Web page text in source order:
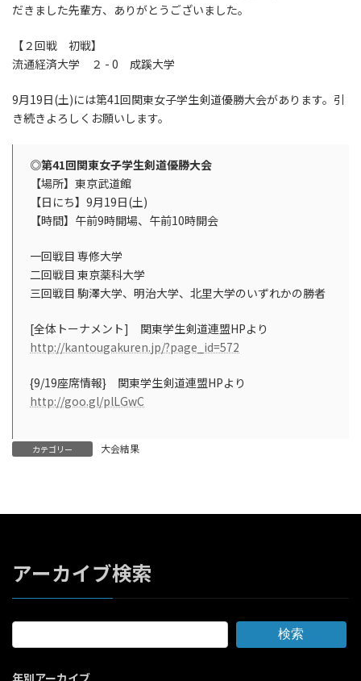
だきました先輩方、ありがとうございました。
【２回戦 初戦】
流通経済大学 ２ - 0 成蹊大学
9月19日(土)には第41回関東女子学生剣道優勝大会があります。引
き続きよろしくお願いします。
◎第41回関東女子学生剣道優勝大会
【場所】東京武道館
【日にち】9月19日(土)
【時間】午前9時開場、午前10時開会
一回戦目 専修大学
二回戦目 東京薬科大学
三回戦目 駒澤大学、明治大学、北里大学のいずれかの勝者
[全体トーナメント] 関東学生剣道連盟HPより
http://kantougakuren.jp/?page_id=572
{9/19座席情報} 関東学生剣道連盟HPより
http://goo.gl/plLGwC
カテゴリー 大会結果
アーカイブ検索
検索
年別アーカイブ